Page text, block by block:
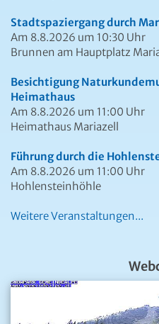
Stadtspaziergang durch
Am 8.8.2026 um 10:30 Uhr
Brunnen am Hauptplatz
Besichtigung
Heimathaus
Am 8.8.2026 um 11:00 Uhr
Heimathaus Mariazell
Führung durch die
Am 8.8.2026 um 11:00 Uhr
Hohlensteinhöhle
Weitere Veranstaltungen...